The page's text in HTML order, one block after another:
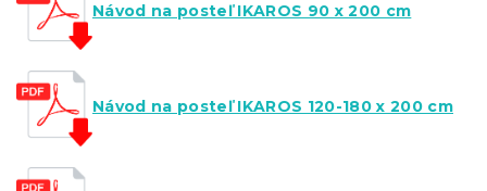
Návod na posteľ IKAROS 90 x 200 cm
Návod na posteľ IKAROS 120-180 x 200 cm